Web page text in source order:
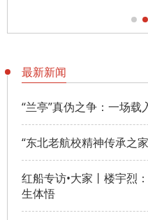
最新新闻
“兰亭”真伪之争：一场载
“东北老航校精神传承之
红船专访•大家丨楼宇烈
生体悟